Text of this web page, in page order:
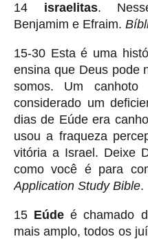
14 israelitas.
Benjamim e Efraim.
15-30 Esta é uma
ensina que Deus pode
somos. Um
considerado um
dias de Eúde era
usou a fraqueza
vitória a Israel. Deixe
como você é para
Application Study Bible.
15 Eúde é chamado
mais amplo, todos os